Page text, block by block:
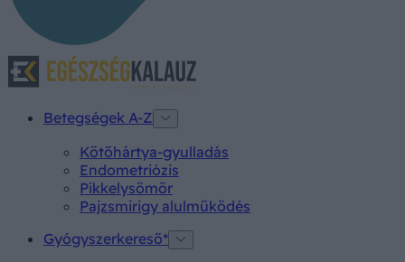
Betegségek A-Z
Kötőhártya-gyulladás
Endometriózis
Pikkelysömör
Pajzsmirigy alulműködés
Gyógyszerkereső*